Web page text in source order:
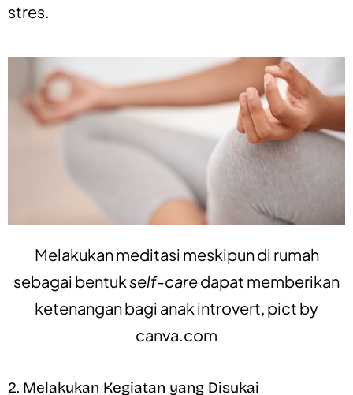
stres.
Melakukan meditasi meskipun di rumah
sebagai bentukself-caredapat memberikan
ketenangan bagi anak introvert, pict by
canva.com
2. Melakukan Kegiatan yang Disukai